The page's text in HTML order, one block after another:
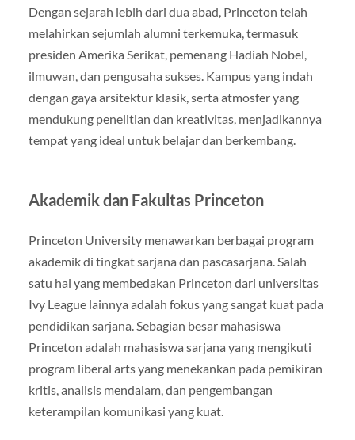
Dengan sejarah lebih dari dua abad, Princeton telah
melahirkan sejumlah alumni terkemuka, termasuk
presiden Amerika Serikat, pemenang Hadiah Nobel,
ilmuwan, dan pengusaha sukses. Kampus yang indah
dengan gaya arsitektur klasik, serta atmosfer yang
mendukung penelitian dan kreativitas, menjadikannya
tempat yang ideal untuk belajar dan berkembang.
Akademik dan Fakultas Princeton
Princeton University menawarkan berbagai program
akademik di tingkat sarjana dan pascasarjana. Salah
satu hal yang membedakan Princeton dari universitas
Ivy League lainnya adalah fokus yang sangat kuat pada
pendidikan sarjana. Sebagian besar mahasiswa
Princeton adalah mahasiswa sarjana yang mengikuti
program liberal arts yang menekankan pada pemikiran
kritis, analisis mendalam, dan pengembangan
keterampilan komunikasi yang kuat.